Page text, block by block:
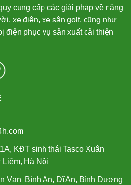
cung cấp các giải pháp về năng
xe điện, xe sân golf, cũng như
điện phục vụ sản xuất cải thiện
KĐT sinh thái Tasco Xuân
Hà Nội
Vạn, Bình An, Dĩ An, Bình Dương